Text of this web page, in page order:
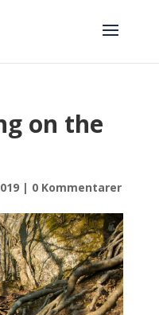
on the
| 0 Kommentarer